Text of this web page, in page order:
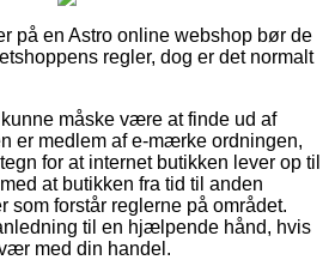
på en Astro online webshop bør de
regler, dog er det normalt
måske være at finde ud af
er medlem af e-mærke ordningen,
for at internet butikken lever op til
at butikken fra tid til anden
som forstår reglerne på området.
til en hjælpende hånd, hvis
med din handel.